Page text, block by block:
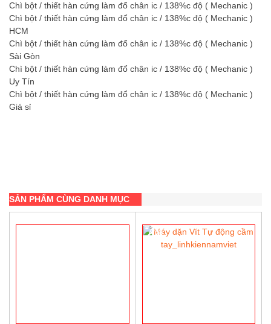
Chì bột / thiết hàn cứng làm đổ chân ic / 138%c độ ( Mechanic )
Chì bột / thiết hàn cứng làm đổ chân ic / 138%c độ ( Mechanic )
HCM
Chì bột / thiết hàn cứng làm đổ chân ic / 138%c độ ( Mechanic )
Sài Gòn
Chì bột / thiết hàn cứng làm đổ chân ic / 138%c độ ( Mechanic )
Uy Tín
Chì bột / thiết hàn cứng làm đổ chân ic / 138%c độ ( Mechanic )
Giá sỉ
SẢN PHẨM CÙNG DANH MỤC
4%